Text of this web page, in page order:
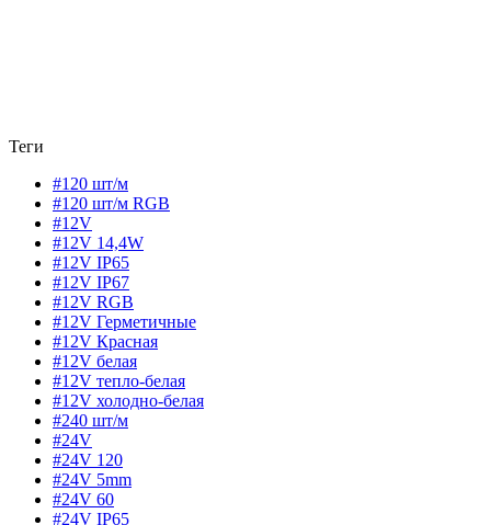
Теги
#120 шт/м
#120 шт/м RGB
#12V
#12V 14,4W
#12V IP65
#12V IP67
#12V RGB
#12V Герметичные
#12V Красная
#12V белая
#12V тепло-белая
#12V холодно-белая
#240 шт/м
#24V
#24V 120
#24V 5mm
#24V 60
#24V IP65